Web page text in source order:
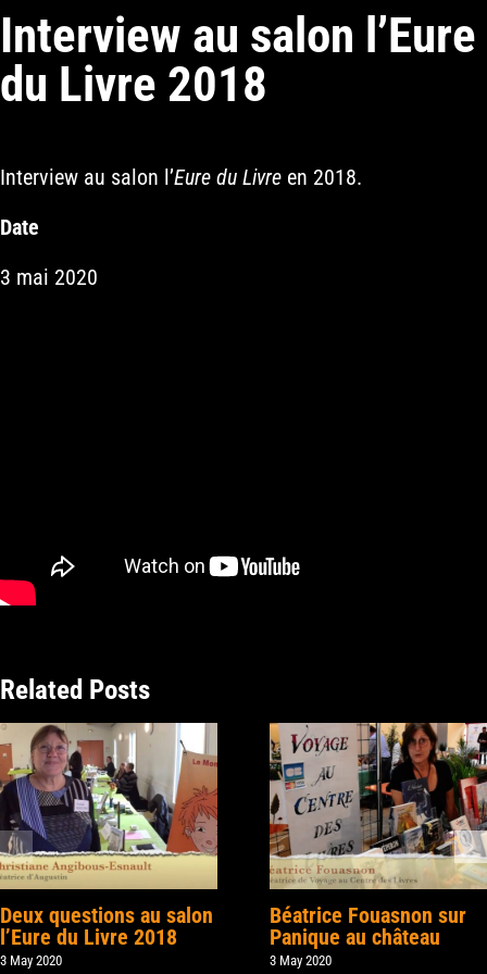
Interview au salon l’Eure
du Livre 2018
Interview au salon l’Eure du Livreen 2018.
Date
3 mai 2020
Related Posts
Deux questions au salon
l’Eure du Livre 2018
3 May 2020
Béatrice Fouasnon sur
Panique au château
3 May 2020